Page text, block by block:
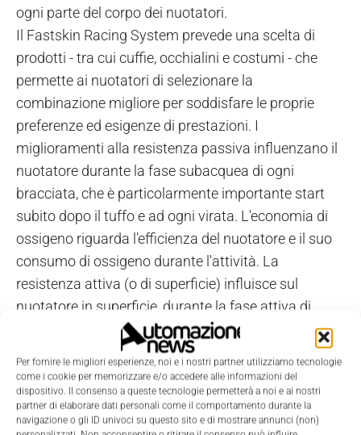
Per fornire le migliori esperienze, noi e i nostri partner utilizziamo tecnologie
come i cookie per memorizzare e/o accedere alle informazioni del
dispositivo. Il consenso a queste tecnologie permetterà a noi e ai nostri
partner di elaborare dati personali come il comportamento durante la
navigazione o gli ID univoci su questo sito e di mostrare annunci (non)
ogni parte del corpo dei nuotatori.
Il Fastskin Racing System prevede una scelta di
prodotti - tra cui cuffie, occhialini e costumi - che
permette ai nuotatori di selezionare la
combinazione migliore per soddisfare le proprie
preferenze ed esigenze di prestazioni. I
miglioramenti alla resistenza passiva influenzano il
nuotatore durante la fase subacquea di ogni
bracciata, che è particolarmente importante start
subito dopo il tuffo e ad ogni virata. L'economia di
ossigeno riguarda l'efficienza del nuotatore e il suo
consumo di ossigeno durante l'attività. La
resistenza attiva (o di superficie) influisce sul
nuotatore in superficie, durante la fase attiva di
nuoto, e deriva dall'effetto delle onde che il nuotatore
crea, dalla forma in costante cambiamento del
nuotatore, nonché dalla forza dell'acqua che passa
sulla superficie del corpo.